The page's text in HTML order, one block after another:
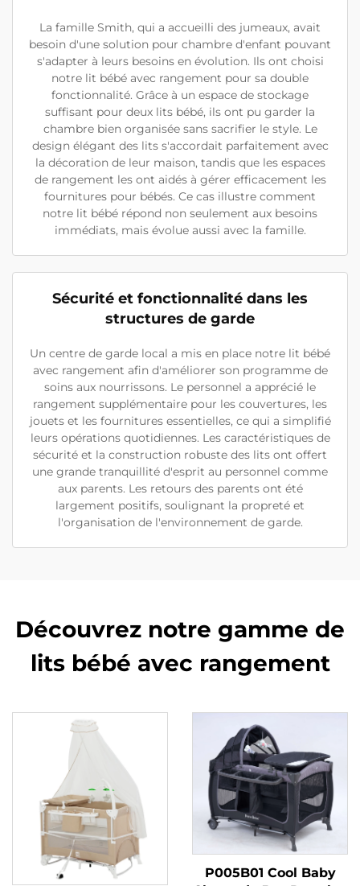
La famille Smith, qui a accueilli des jumeaux, avait
besoin d'une solution pour chambre d'enfant pouvant
s'adapter à leurs besoins en évolution. Ils ont choisi
notre lit bébé avec rangement pour sa double
fonctionnalité. Grâce à un espace de stockage
suffisant pour deux lits bébé, ils ont pu garder la
chambre bien organisée sans sacrifier le style. Le
design élégant des lits s'accordait parfaitement avec
la décoration de leur maison, tandis que les espaces
de rangement les ont aidés à gérer efficacement les
fournitures pour bébés. Ce cas illustre comment
notre lit bébé répond non seulement aux besoins
immédiats, mais évolue aussi avec la famille.
Sécurité et fonctionnalité dans les
structures de garde
Un centre de garde local a mis en place notre lit bébé
avec rangement afin d'améliorer son programme de
soins aux nourrissons. Le personnel a apprécié le
rangement supplémentaire pour les couvertures, les
jouets et les fournitures essentielles, ce qui a simplifié
leurs opérations quotidiennes. Les caractéristiques de
sécurité et la construction robuste des lits ont offert
une grande tranquillité d'esprit au personnel comme
aux parents. Les retours des parents ont été
largement positifs, soulignant la propreté et
l'organisation de l'environnement de garde.
Découvrez notre gamme de
lits bébé avec rangement
P005B01 Cool Baby